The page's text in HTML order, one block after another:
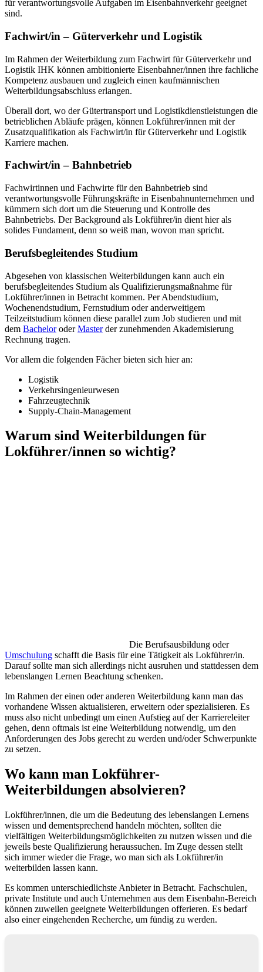
für verantwortungsvolle Aufgaben im Eisenbahnverkehr geeignet
sind.
Fachwirt/in – Güterverkehr und Logistik
Im Rahmen der Weiterbildung zum Fachwirt für Güterverkehr und
Logistik IHK können ambitionierte Eisenbahner/innen ihre fachliche
Kompetenz ausbauen und zugleich einen kaufmännischen
Weiterbildungsabschluss erlangen.
Überall dort, wo der Gütertransport und Logistikdienstleistungen die
betrieblichen Abläufe prägen, können Lokführer/innen mit der
Zusatzqualifikation als Fachwirt/in für Güterverkehr und Logistik
Karriere machen.
Fachwirt/in – Bahnbetrieb
Fachwirtinnen und Fachwirte für den Bahnbetrieb sind
verantwortungsvolle Führungskräfte in Eisenbahnunternehmen und
kümmern sich dort um die Steuerung und Kontrolle des
Bahnbetriebs. Der Background als Lokführer/in dient hier als
solides Fundament, denn so weiß man, wovon man spricht.
Berufsbegleitendes Studium
Abgesehen von klassischen Weiterbildungen kann auch ein
berufsbegleitendes Studium als Qualifizierungsmaßnahme für
Lokführer/innen in Betracht kommen. Per Abendstudium,
Wochenendstudium, Fernstudium oder anderweitigem
Teilzeitstudium können diese parallel zum Job studieren und mit
dem BacheloroderMasterder zunehmenden Akademisierung
Rechnung tragen.
Vor allem die folgenden Fächer bieten sich hier an:
Logistik
Verkehrsingenieurwesen
Fahrzeugtechnik
Supply-Chain-Management
Warum sind Weiterbildungen für
Lokführer/innen so wichtig?
Die Berufsausbildung oder
Umschulung schafft die Basis für eine Tätigkeit als Lokführer/in.
Darauf sollte man sich allerdings nicht ausruhen und stattdessen dem
lebenslangen Lernen Beachtung schenken.
Im Rahmen der einen oder anderen Weiterbildung kann man das
vorhandene Wissen aktualisieren, erweitern oder spezialisieren. Es
muss also nicht unbedingt um einen Aufstieg auf der Karriereleiter
gehen, denn oftmals ist eine Weiterbildung notwendig, um den
Anforderungen des Jobs gerecht zu werden und/oder Schwerpunkte
zu setzen.
Wo kann man Lokführer-
Weiterbildungen absolvieren?
Lokführer/innen, die um die Bedeutung des lebenslangen Lernens
wissen und dementsprechend handeln möchten, sollten die
vielfältigen Weiterbildungsmöglichkeiten zu nutzen wissen und die
jeweils beste Qualifizierung heraussuchen. Im Zuge dessen stellt
sich immer wieder die Frage, wo man sich als Lokführer/in
weiterbilden lassen kann.
Es kommen unterschiedlichste Anbieter in Betracht. Fachschulen,
private Institute und auch Unternehmen aus dem Eisenbahn-Bereich
können zuweilen geeignete Weiterbildungen offerieren. Es bedarf
also einer eingehenden Recherche, um fündig zu werden.